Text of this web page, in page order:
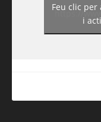
https://
Feu clic
i